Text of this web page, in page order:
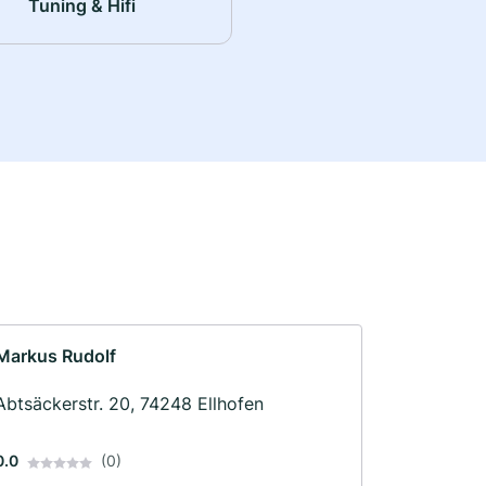
Tuning & Hifi
Rudolf
20, 74248 Ellhofen
(0)